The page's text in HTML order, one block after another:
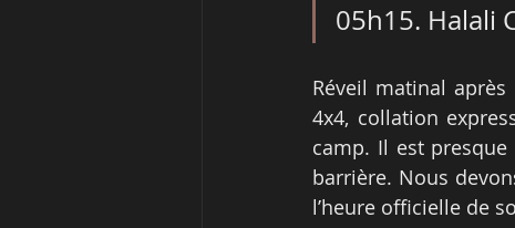
05h15. Halali
Réveil matinal
4x4, collation
camp. Il est
barrière. Nous
l’heure officielle de